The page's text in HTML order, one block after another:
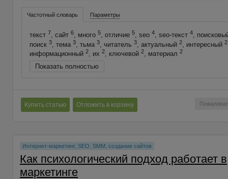
Частотный словарь Параметры
текст 7, сайт 6, много 5, отличие 5, seo 4, seo-текст 4,
поиск 3, тема 3, тьма 3, читатель 3, актуальный 2, интересный 2
информационный 2, их 2, ключевой 2, материал 2
Показать полностью
Купить статью Отложить в корзину
Интернет-маркетинг, SEO, SMM, создание сайтов
Как психологический подход работает в
маркетинге